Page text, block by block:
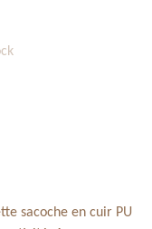
sacoche en cuir PU